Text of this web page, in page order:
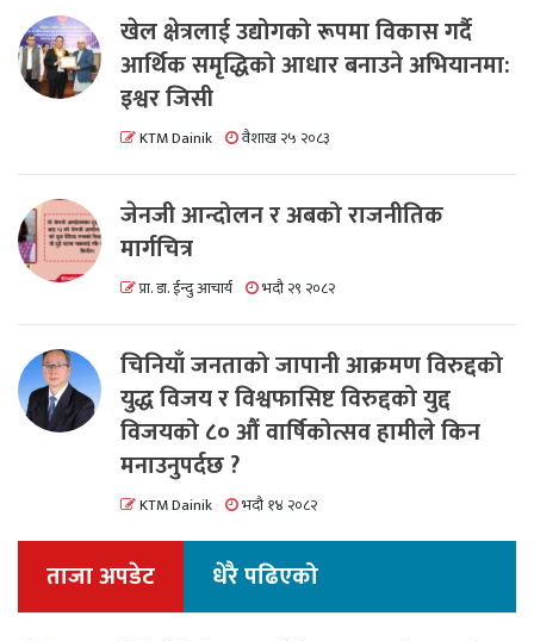
खेल क्षेत्रलाई उद्योगको रूपमा विकास गर्दै
आर्थिक समृद्धिको आधार बनाउने अभियानमा:
इश्वर जिसी
KTM Dainik वैशाख २५ २०८३
जेनजी आन्दोलन र अबको राजनीतिक
मार्गचित्र
प्रा. डा. ईन्दु आचार्य भदौ २९ २०८२
चिनियाँ जनताको जापानी आक्रमण विरुद्दको
युद्ध विजय र विश्वफासिष्ट विरुद्दको युद्द
विजयको ८० औं वार्षिकोत्सव हामीले किन
मनाउनुपर्दछ ?
KTM Dainik भदौ १४ २०८२
ताजा अपडेट धेरै पढिएको